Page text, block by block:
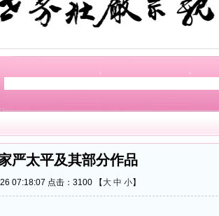
严太平及其部分作品
07:18:07 点击： 3100 【 大 中 小】